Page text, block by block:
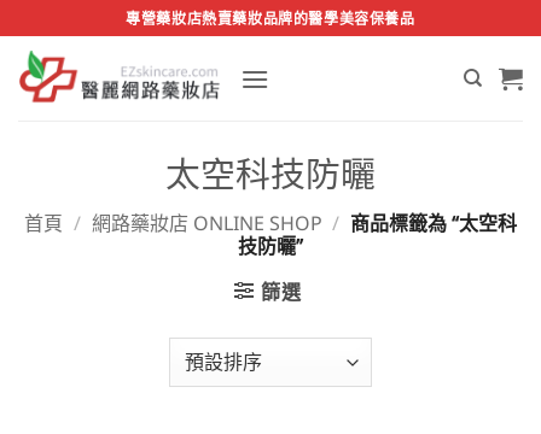
to
content
專營藥妝店熱賣藥妝品牌的醫學美容保養品
太空科技防曬
首頁 / 網路藥妝店 ONLINE SHOP / 商品標籤為 “太空科
技防曬”
篩選